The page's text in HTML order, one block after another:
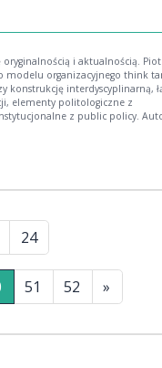
i aktualnością.
modelu organizacyjnego think
konstrukcję interdyscyplinarną,
elementy politologiczne z
z public policy.
24
51 52 »